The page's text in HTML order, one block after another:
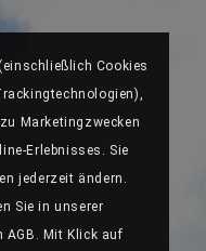
Cookies
Marketingzwecken
Erlebnisses. Sie
jederzeit ändern.
Sie in unserer
AGB. Mit Klick auf